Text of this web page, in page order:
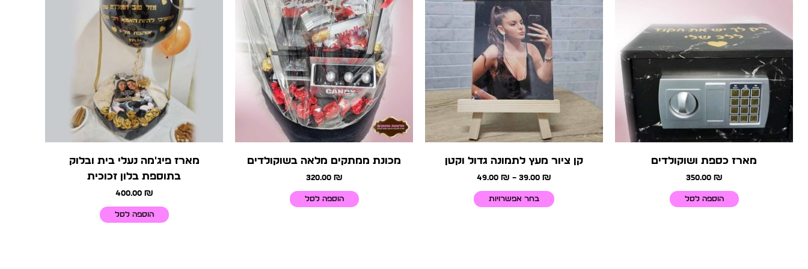
מארז כספת ושוקולדים
350.00 ₪
הוספה לסל
קן ציור מעץ לתמונה גדול וקטן
39.00 ₪
–
49.00 ₪
בחר אפשרויות
יש
מספר
ניתן
לבחור
את
האפשרויות
בעמוד
המוצר
מכונת ממתקים מלאה בשוקולדים
320.00 ₪
הוספה לסל
מארז פיג'מה נעלי בית ובלוק
בתוספת בלון זכוכית
400.00 ₪
הוספה לסל